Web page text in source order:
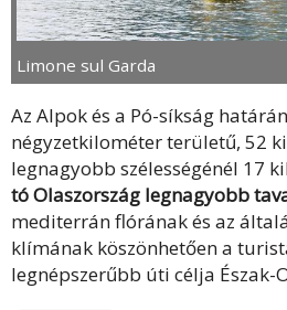
Limone sul Garda
Az Alpok és a Pó-síkság
négyzetkilométer területű, 52
legnagyobb szélességénél 17
tó Olaszország legnagyobb
mediterrán flórának és az
klímának köszönhetően a
legnépszerűbb úti célja Észak-